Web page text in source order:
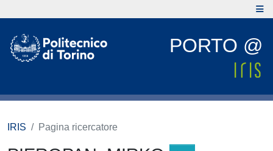
PORTO @
IRIS Pagina ricercatore